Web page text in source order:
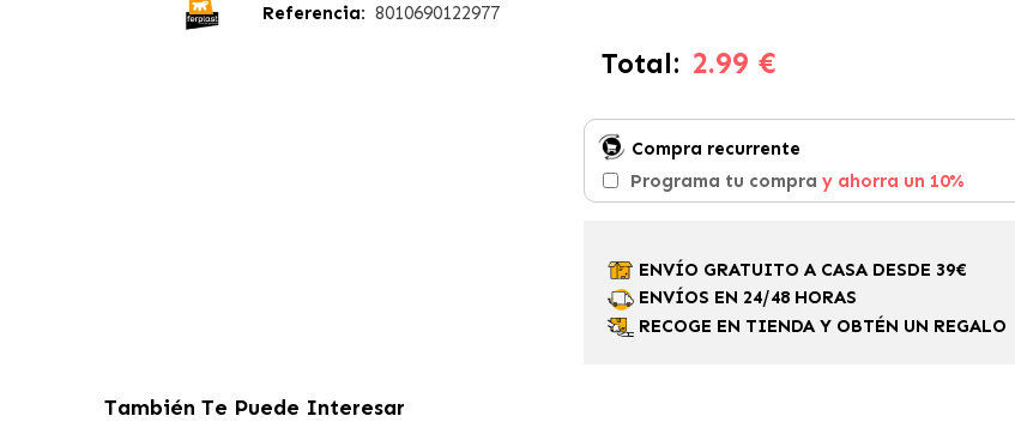
Referencia: 8010690122977
Total: 2.99 €
Compra recurrente
Programa tu compra y ahorra un 10%
ENVÍO GRATUITO A CASA DESDE 39€
ENVÍOS EN 24/48 HORAS
RECOGE EN TIENDA Y OBTÉN UN REGALO
También Te Puede Interesar